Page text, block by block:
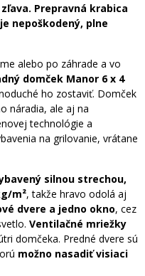
Prepravná krabica
nepoškodený, plne
alebo po záhrade a vo
domček Manor 6 x 4
ho zostaviť. Domček
náradia, ale aj na
technológie a
na grilovanie, vrátane
silnou strechou,
m², takže hravo odolá aj
dvere a jedno okno, cez
Ventilačné mriežky
domčeka. Predné dvere sú
možno nasadiť visiaci